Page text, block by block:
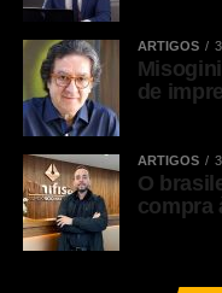
ARTIGOS
de
ARTIGOS
O
compra